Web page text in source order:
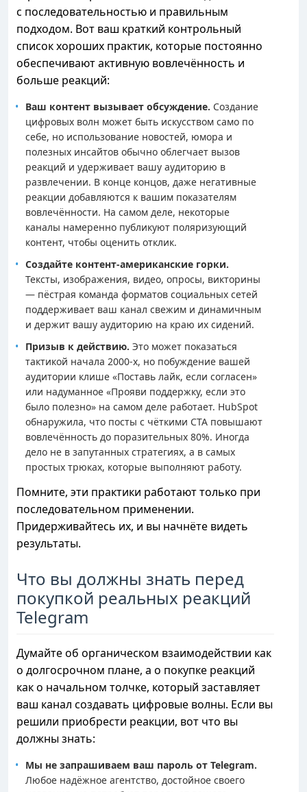
с последовательностью и правильным
подходом. Вот ваш краткий контрольный
список хороших практик, которые постоянно
обеспечивают активную вовлечённость и
больше реакций:
Ваш контент вызывает обсуждение. Создание
цифровых волн может быть искусством само по
себе, но использование новостей, юмора и
полезных инсайтов обычно облегчает вызов
реакций и удерживает вашу аудиторию в
развлечении. В конце концов, даже негативные
реакции добавляются к вашим показателям
вовлечённости. На самом деле, некоторые
каналы намеренно публикуют поляризующий
контент, чтобы оценить отклик.
Создайте контент-американские горки.
Тексты, изображения, видео, опросы, викторины
— пёстрая команда форматов социальных сетей
поддерживает ваш канал свежим и динамичным
и держит вашу аудиторию на краю их сидений.
Призыв к действию. Это может показаться
тактикой начала 2000-х, но побуждение вашей
аудитории клише «Поставь лайк, если согласен»
или надуманное «Прояви поддержку, если это
было полезно» на самом деле работает. HubSpot
обнаружила, что посты с чёткими CTA повышают
вовлечённость до поразительных 80%. Иногда
дело не в запутанных стратегиях, а в самых
простых трюках, которые выполняют работу.
Помните, эти практики работают только при
последовательном применении.
Придерживайтесь их, и вы начнёте видеть
результаты.
Что вы должны знать перед
покупкой реальных реакций
Telegram
Думайте об органическом взаимодействии как
о долгосрочном плане, а о покупке реакций
как о начальном толчке, который заставляет
ваш канал создавать цифровые волны. Если вы
решили приобрести реакции, вот что вы
должны знать:
Мы не запрашиваем ваш пароль от Telegram.
Любое надёжное агентство, достойное своего